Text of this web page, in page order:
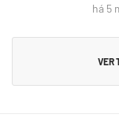
há 5
VER